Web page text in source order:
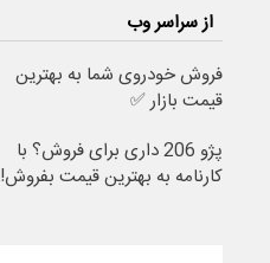
از سراسر وب
فروش خودروی شما به بهترین
قیمت بازار ✅
پژو 206 داری برای فروش؟ با
کارنامه به بهترین قیمت بفروش!